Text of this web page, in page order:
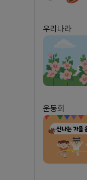
우리나라
운동회